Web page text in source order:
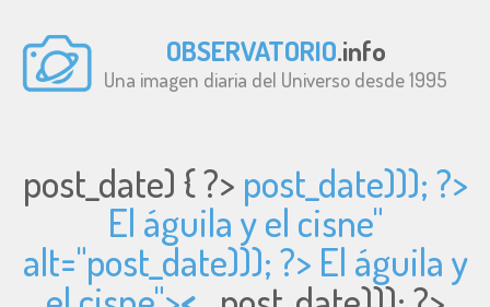
OBSERVATORIO.info
Una imagen diaria del Universo desde 1995
post_date) { ?> post_date))); ?>
El águila y el cisne"
alt="post_date))); ?> El águila y